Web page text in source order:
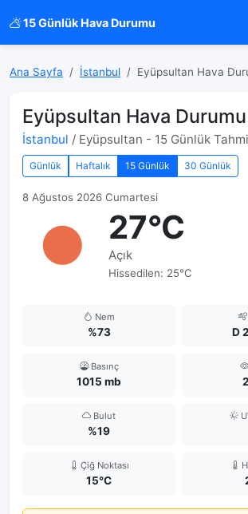
15 Günlük Hava Durumu
Ana Sayfa İstanbul Eyüpsultan Hava
Eyüpsultan Hava Durumu
İstanbul / Eyüpsultan - 15 Günlük
Günlük Haftalık 15 Günlük 30 Günlük
8 Ağustos 2026 Cumartesi
27°C
Açık
Hissedilen: 25°C
Nem
%73 D
Basınç
1015 mb
Bulut
%19
Çiğ Noktası
15°C